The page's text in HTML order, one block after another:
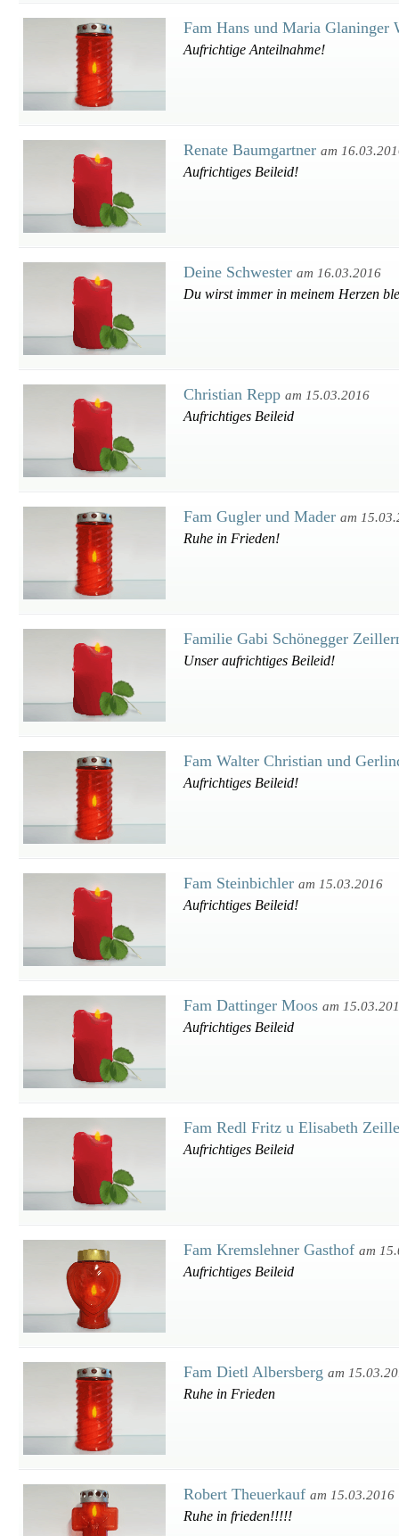
Fam Hans und Maria Glaninger
Aufrichtige Anteilnahme!
Renate Baumgartner am
Aufrichtiges Beileid!
Deine Schwester am 16.03.2016
Du wirst immer in meinem Herzen
Christian Repp am 15.03.2016
Aufrichtiges Beileid
Fam Gugler und Mader am
Ruhe in Frieden!
Familie Gabi Schönegger
Unser aufrichtiges Beileid!
Fam Walter Christian und
Aufrichtiges Beileid!
Fam Steinbichler am 15.03.2016
Aufrichtiges Beileid!
Fam Dattinger Moos am
Aufrichtiges Beileid
Fam Redl Fritz u Elisabeth
Aufrichtiges Beileid
Fam Kremslehner Gasthof am
Aufrichtiges Beileid
Fam Dietl Albersberg am
Ruhe in Frieden
Robert Theuerkauf am 15.03.2016
Ruhe in frieden!!!!!